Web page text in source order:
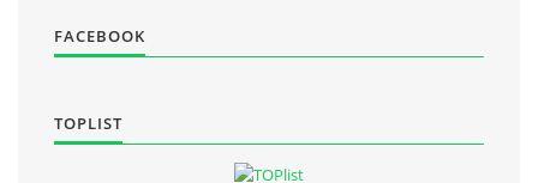
© 2026 eStránky.cz |RSS
FACEBOOK
TOPLIST